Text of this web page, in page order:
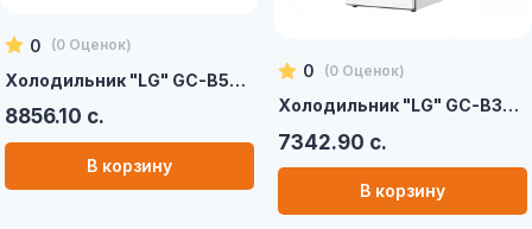
0 (0Оценок)
Холодильник "LG" GC-B509SECL (бежевый)
8856.10 с.
В корзину
0 (0Оценок)
Холодильник "LG" GC-B399SQCL (белый)
7342.90 с.
В корзину